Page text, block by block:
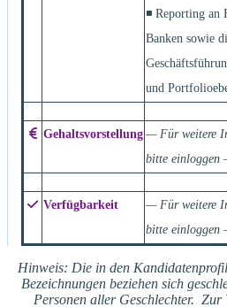
◾ Reporting an
Banken sowie
und
Gehaltsvorstellung — Für weitere
bitte einloggen
Verfügbarkeit
— Für weitere
bitte einloggen
Hinweis: Die in den
Bezeichnungen beziehen sich
Personen aller Geschlechter. Zur